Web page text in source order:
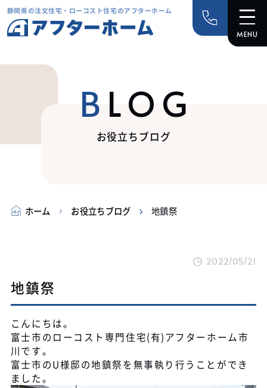
静岡県の注文住宅・ローコスト住宅のアフターホーム
BLOG
お役立ちブログ
ホーム お役立ちブログ 地鎮祭
2022/05/21
地鎮祭
こんにちは。
富士市のローコスト専門住宅(有)アフターホーム市
川です。
富士市のU様邸の地鎮祭を無事執り行うことができ
ました。